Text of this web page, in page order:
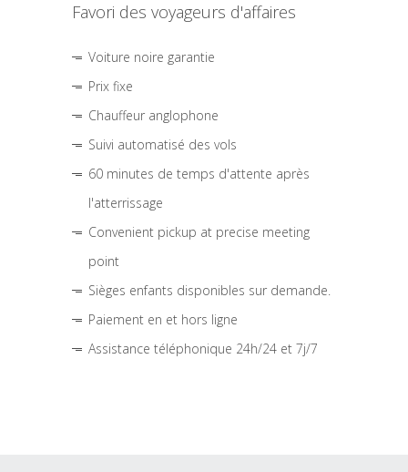
Favori des voyageurs d'affaires
Voiture noire garantie
Prix fixe
Chauffeur anglophone
Suivi automatisé des vols
60 minutes de temps d'attente après
l'atterrissage
Convenient pickup at precise meeting
point
Sièges enfants disponibles sur demande.
Paiement en et hors ligne
Assistance téléphonique 24h/24 et 7j/7